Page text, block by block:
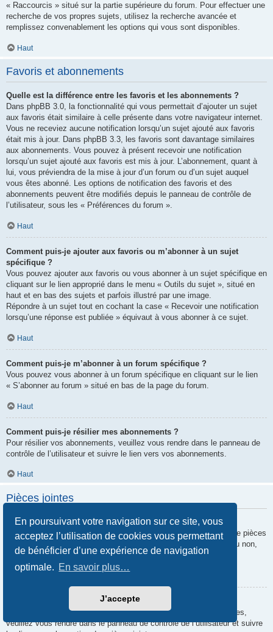
En poursuivant votre navigation sur ce site, vous
acceptez l’utilisation de cookies vous permettant
de bénéficier d’une expérience de navigation
optimale. En savoir plus…
J’accepte
« Raccourcis » situé sur la partie supérieure du forum. Pour effectuer une
recherche de vos propres sujets, utilisez la recherche avancée et
remplissez convenablement les options qui vous sont disponibles.
Haut
Favoris et abonnements
Quelle est la différence entre les favoris et les abonnements ?
Dans phpBB 3.0, la fonctionnalité qui vous permettait d’ajouter un sujet
aux favoris était similaire à celle présente dans votre navigateur internet.
Vous ne receviez aucune notification lorsqu’un sujet ajouté aux favoris
était mis à jour. Dans phpBB 3.3, les favoris sont davantage similaires
aux abonnements. Vous pouvez à présent recevoir une notification
lorsqu’un sujet ajouté aux favoris est mis à jour. L’abonnement, quant à
lui, vous préviendra de la mise à jour d’un forum ou d’un sujet auquel
vous êtes abonné. Les options de notification des favoris et des
abonnements peuvent être modifiés depuis le panneau de contrôle de
l’utilisateur, sous les « Préférences du forum ».
Haut
Comment puis-je ajouter aux favoris ou m’abonner à un sujet
spécifique ?
Vous pouvez ajouter aux favoris ou vous abonner à un sujet spécifique en
cliquant sur le lien approprié dans le menu « Outils du sujet », situé en
haut et en bas des sujets et parfois illustré par une image.
Répondre à un sujet tout en cochant la case « Recevoir une notification
lorsqu’une réponse est publiée » équivaut à vous abonner à ce sujet.
Haut
Comment puis-je m’abonner à un forum spécifique ?
Vous pouvez vous abonner à un forum spécifique en cliquant sur le lien
« S’abonner au forum » situé en bas de la page du forum.
Haut
Comment puis-je résilier mes abonnements ?
Pour résilier vos abonnements, veuillez vous rendre dans le panneau de
contrôle de l’utilisateur et suivre le lien vers vos abonnements.
Haut
Pièces jointes
Quelles pièces jointes sont autorisées sur ce forum ?
Chaque administrateur peut autoriser ou interdire certains types de pièces
jointes. Si vous n’êtes pas certain de savoir ce qui est autorisé ou non,
nous vous invitons à contacter un administrateur du forum.
Comment puis-je retrouver toutes mes pièces jointes ?
Pour retrouver la liste des pièces jointes que vous avez transférées,
veuillez vous rendre dans le panneau de contrôle de l’utilisateur et suivre